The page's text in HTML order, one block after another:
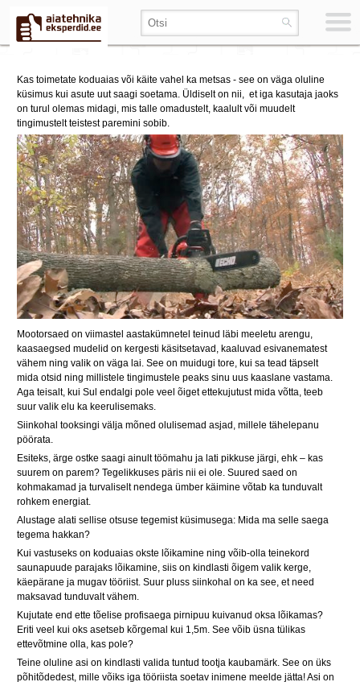
Kas toimetate koduaias või käite vahel ka metsas - see on väga oluline
küsimus kui asute uut saagi soetama. Üldiselt on nii, et iga kasutaja jaoks
on turul olemas midagi, mis talle omadustelt, kaalult või muudelt
tingimusteltteistest paremini sobib.
Mootorsaed on viimastel aastakümnetel teinud läbi meeletu arengu,
kaasaegsed mudelid on kergesti käsitsetavad, kaaluvad esivanematest
vähem ning valik on väga lai. See on muidugi tore, kui sa tead täpselt
mida otsid ning millistele tingimustele peaks sinu uus kaaslane vastama.
Aga teisalt, kui Sul endalgi pole veel õiget ettekujutust mida võtta, teeb
suur valik elu ka keerulisemaks.
Siinkohal tooksingi välja mõned olulisemad asjad, millele tähelepanu
pöörata.
Esiteks, ärge ostke saagi ainult töömahu ja lati pikkuse järgi, ehk – kas
suurem on parem? Tegelikkuses päris nii ei ole. Suured saed on
kohmakamad ja turvaliselt nendega ümber käimine võtab ka tunduvalt
rohkem energiat.
Alustage alati sellise otsuse tegemist küsimusega: Mida ma selle saega
tegema hakkan?
Kui vastuseks on koduaias okste lõikamine ning võib-olla teinekord
saunapuude parajaks lõikamine, siis on kindlasti õigem valik kerge,
käepärane ja mugav tööriist. Suur pluss siinkohal on ka see, et need
maksavad tunduvalt vähem.
Kujutate end ette tõelise profisaega pirnipuu kuivanud oksa lõikamas?
Eriti veel kui oks asetseb kõrgemal kui 1,5m. See võib üsna tülikas
ettevõtmine olla, kas pole?
Teine oluline asi on kindlasti valida tuntud tootja kaubamärk. See on üks
põhitõdedest, mille võiks iga tööriista soetav inimene meelde jätta! Asi on